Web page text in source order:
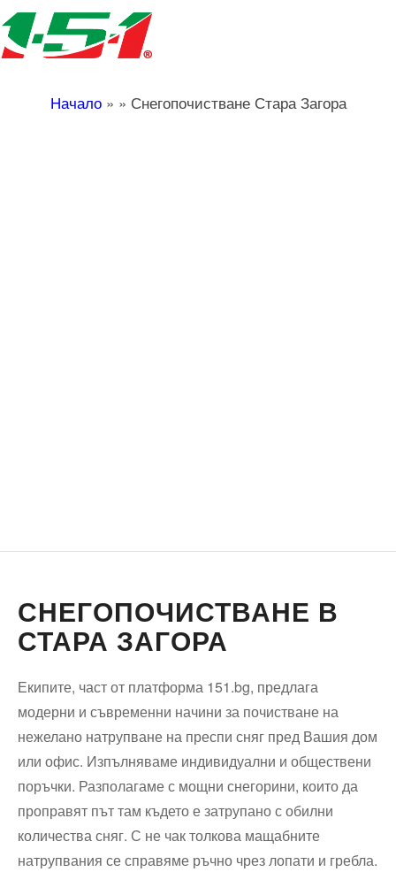
Начало» » Снегопочистване Стара Загора
СНЕГОПОЧИСТВАНЕ В
СТАРА ЗАГОРА
Екипите, част от платформа 151.bg, предлага
модерни и съвременни начини за почистване на
нежелано натрупване на преспи сняг пред Вашия дом
или офис. Изпълняваме индивидуални и обществени
поръчки. Разполагаме с мощни снегорини, които да
проправят път там където е затрупано с обилни
количества сняг. С не чак толкова мащабните
натрупвания се справяме ръчно чрез лопати и гребла.